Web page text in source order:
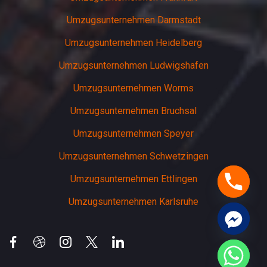
Umzugsunternehmen Darmstadt
Umzugsunternehmen Heidelberg
Umzugsunternehmen Ludwigshafen
Umzugsunternehmen Worms
Umzugsunternehmen Bruchsal
Umzugsunternehmen Speyer
Umzugsunternehmen Schwetzingen
Umzugsunternehmen Ettlingen
Umzugsunternehmen Karlsruhe
chaty